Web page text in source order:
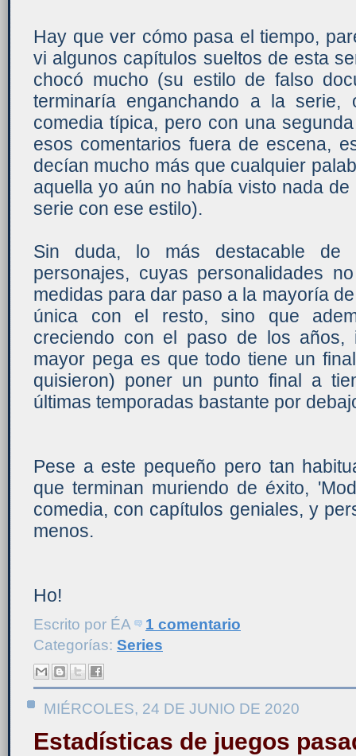
Hay que ver cómo pasa el tiempo,
vi algunos capítulos sueltos de esta
chocó mucho (su estilo de falso
terminaría enganchando a la
comedia típica, pero con una
esos comentarios fuera de escena,
decían mucho más que cualquier
aquella yo aún no había visto nada de
serie con ese estilo).
Sin duda, lo más destacable de
personajes, cuyas personalidades
medidas para dar paso a la mayoría
única con el resto, sino que
creciendo con el paso de los años,
mayor pega es que todo tiene un
quisieron) poner un punto final a
últimas temporadas bastante por
Pese a este pequeño pero tan
que terminan muriendo de éxito,
comedia, con capítulos geniales, y
menos.
Ho!
Escrito por ÉA
1 comentario
Categorías: Series
MIÉRCOLES, 24 DE JUNIO DE 2020
Estadísticas de juegos